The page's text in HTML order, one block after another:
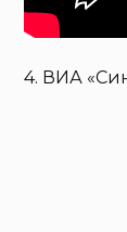
4. ВИА